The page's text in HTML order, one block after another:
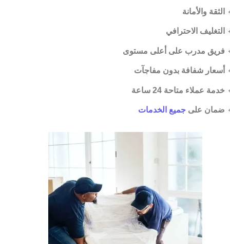
الثقة والأمانة
التغليف الاحترافي
فريق مدرب على أعلى مستوى
أسعار شفافة بدون مفاجآت
خدمة عملاء متاحة 24 ساعة
ضمان على جميع الخدمات